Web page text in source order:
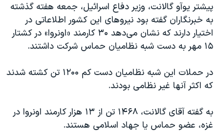
اسرائیل در جنگ
نرگس محمدی برنده جایزه نوبل صلح
همایش محافظه‌کاران آمریکا «سی‌پک»
صفحه‌های ویژه
سفر پرزیدنت ترامپ به چین
پیشتر یوآو گالانت، وزیر دفاع اسرائیل، جمعه هفته گذشته
به خبرنگاران گفته بود نیروهای این کشور اطلاعاتی در
اختیار دارند که نشان می‌دهد ۳۰ کارمند «اونروا» در کشتار
۱۵ مهر به دست شبه نظامیان حماس شرکت داشتند.
در حملات این شبه نظامیان دست کم ۱۲۰۰ تن کشته شدند
که اکثر آنها غیر نظامی بودند.
به گفته آقای گالانت، ۱۴۶۸ تن از ۱۳ هزار کارمند اونروا در
غزه، عضو حماس یا جهاد اسلامی هستند.